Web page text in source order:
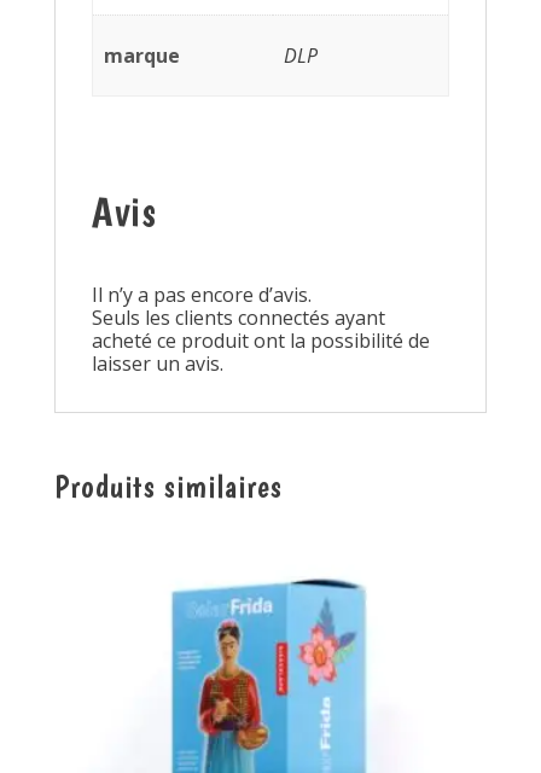
marque DLP
Avis
Il n’y a pas encore d’avis.
Seuls les clients connectés ayant
acheté ce produit ont la possibilité de
laisser un avis.
Produits similaires